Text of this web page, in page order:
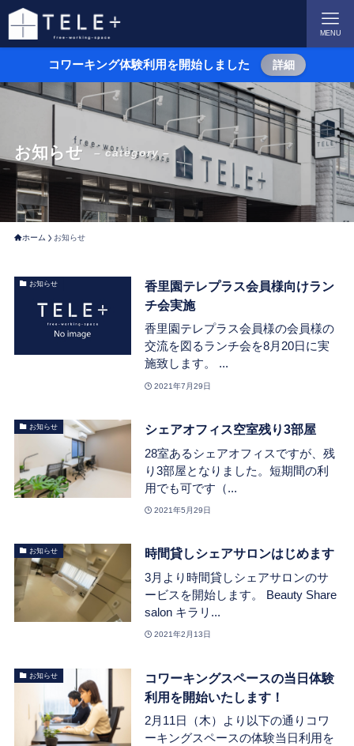
MENU
コワーキング体験利用を開始しました 詳細
お知らせ – category –
ホーム お知らせ
お知らせ
香里園テレプラス会員様向けラン
チ会実施
香里園テレプラス会員様の会員様の
交流を図るランチ会を8月20日に実
施致します。 ...
2021年7月29日
お知らせ シェアオフィス空室残り3部屋
28室あるシェアオフィスですが、残
り3部屋となりました。短期間の利
用でも可です（...
2021年5月29日
お知らせ 時間貸しシェアサロンはじめます
3月より時間貸しシェアサロンのサ
ービスを開始します。 Beauty Share
salon キラリ...
2021年2月13日
お知らせ
コワーキングスペースの当日体験
利用を開始いたします！
2月11日（木）より以下の通りコワ
ーキングスペースの体験当日利用を